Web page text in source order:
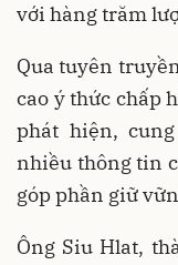
với hàng trăm
Qua tuyên
cao ý thức chấp
phát hiện,
nhiều thông tin
góp phần giữ
Ông Siu Hlat,